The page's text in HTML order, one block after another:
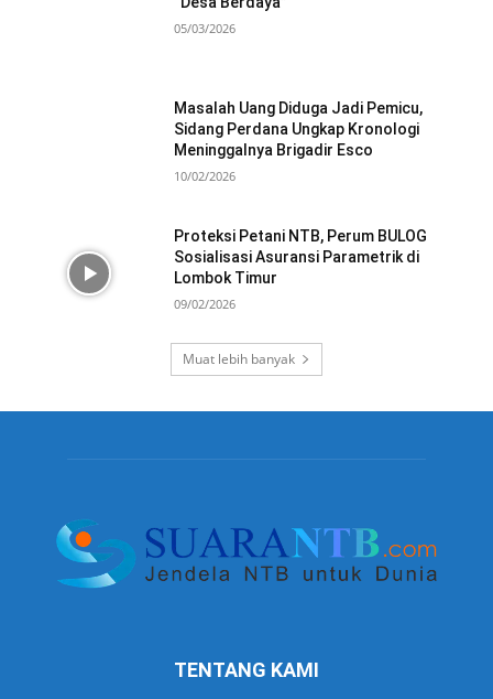
05/03/2026
Masalah Uang Diduga Jadi Pemicu,
Sidang Perdana Ungkap Kronologi
Meninggalnya Brigadir Esco
10/02/2026
Proteksi Petani NTB, Perum BULOG
Sosialisasi Asuransi Parametrik di
Lombok Timur
09/02/2026
Muat lebih banyak
TENTANG KAMI